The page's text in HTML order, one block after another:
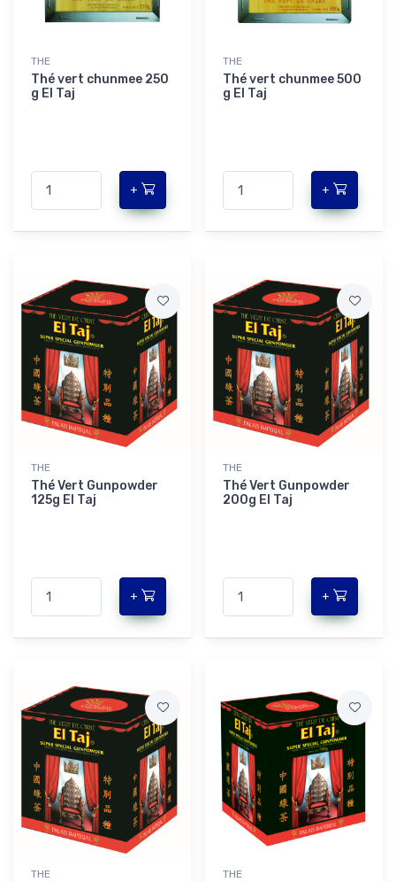
THE
Thé vert chunmee 250
g El Taj
+
THE
Thé vert chunmee 500
g El Taj
+
THE
Thé Vert Gunpowder
125g El Taj
+
THE
Thé Vert Gunpowder
200g El Taj
+
THE THE